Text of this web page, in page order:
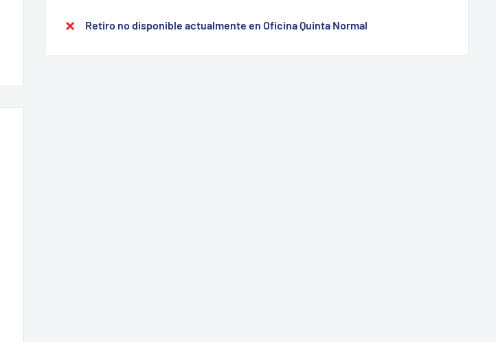
Retiro no disponible actualmente en Oficina Quinta Normal